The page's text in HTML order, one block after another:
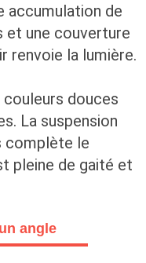
accumulation de
et une couverture
renvoie la lumière.
couleurs douces
La suspension
complète le
pleine de gaité et
angle